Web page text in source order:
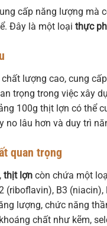
cấp năng lượng mà
Đây là một loại thực
lượng cao, cung
trọng trong việc xây
100g thịt lợn có thể
no lâu hơn và duy trì
quan trọng
thịt lợn còn chứa một
(riboflavin), B3
lượng, chức năng
chất như kẽm,